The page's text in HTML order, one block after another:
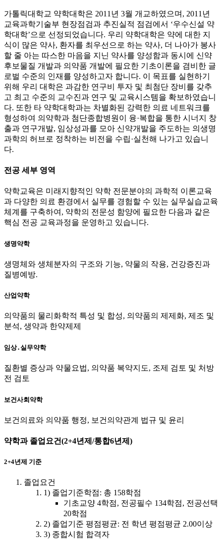
가톨릭대학교 약학대학은 2011년 3월 개교하였으며, 2011년
교육과학기술부 현장점검과 추진실적 점검에서 ‘우수신설 약
학대학’으로 선정되었습니다. 우리 약학대학은 약에 대한 지
식이 많은 약사, 환자를 최우선으로 하는 약사, 더 나아가 봉사
할 줄 아는 따스한 마음을 지닌 약사를 양성함과 동시에 신약
후보물질 개발과 의약품 개발에 필요한 기초이론을 겸비한 글
로벌 수준의 인재를 양성하고자 합니다. 이 목표를 실현하기
위해 우리 대학은 과감한 연구비 투자 및 최첨단 장비를 갖추
고 최고 수준의 교수진과 연구 및 교육시스템을 확보하였습니
다. 또한 타 약학대학과는 차별화된 강력한 의료 네트워크를
형성하여 의약학과 첨단종합병원이 융·복합을 통한 시너지 창
출과 연구개발, 임상성과를 모아 신약개발을 주도하는 의생명
과학의 허브로 정착하는 비전을 수립·실천해 나가고 있습니
다.
전공 세부 영역
약학교육은 미래지향적인 약학 전문분야의 과학적 이론교육
과 다양한 의료 환경에서 실무를 경험할 수 있는 실무실습교육
체계를 구축하여, 약학의 전문성 함양에 필요한 다음과 같은
핵심 전공 교육과정을 운영하고 있습니다.
생명약학
생명체와 생체분자의 구조와 기능, 약물의 작용, 건강증진과
질병예방.
산업약학
의약품의 물리화학적 특성 및 합성, 의약품의 제제화, 제조 및
분석, 생약과 한약제제
임상․실무약학
질환별 증상과 약물요법, 의약품 복약지도, 조제 검토 및 처방
전 검토
보건사회약학
보건의료와 의약품 행정, 보건의약관계 법규 및 윤리
약학과 졸업요건(2+4년제/통합6년제)
2+4년제 기준
졸업요건
1) 졸업기준학점: 총 158학점
기초교양 4학점, 전공필수 134학점, 전공선택
20학점
2) 졸업기준 평점평균: 전 학년 평점평균 2.00이상
3) 종합시험 합격자